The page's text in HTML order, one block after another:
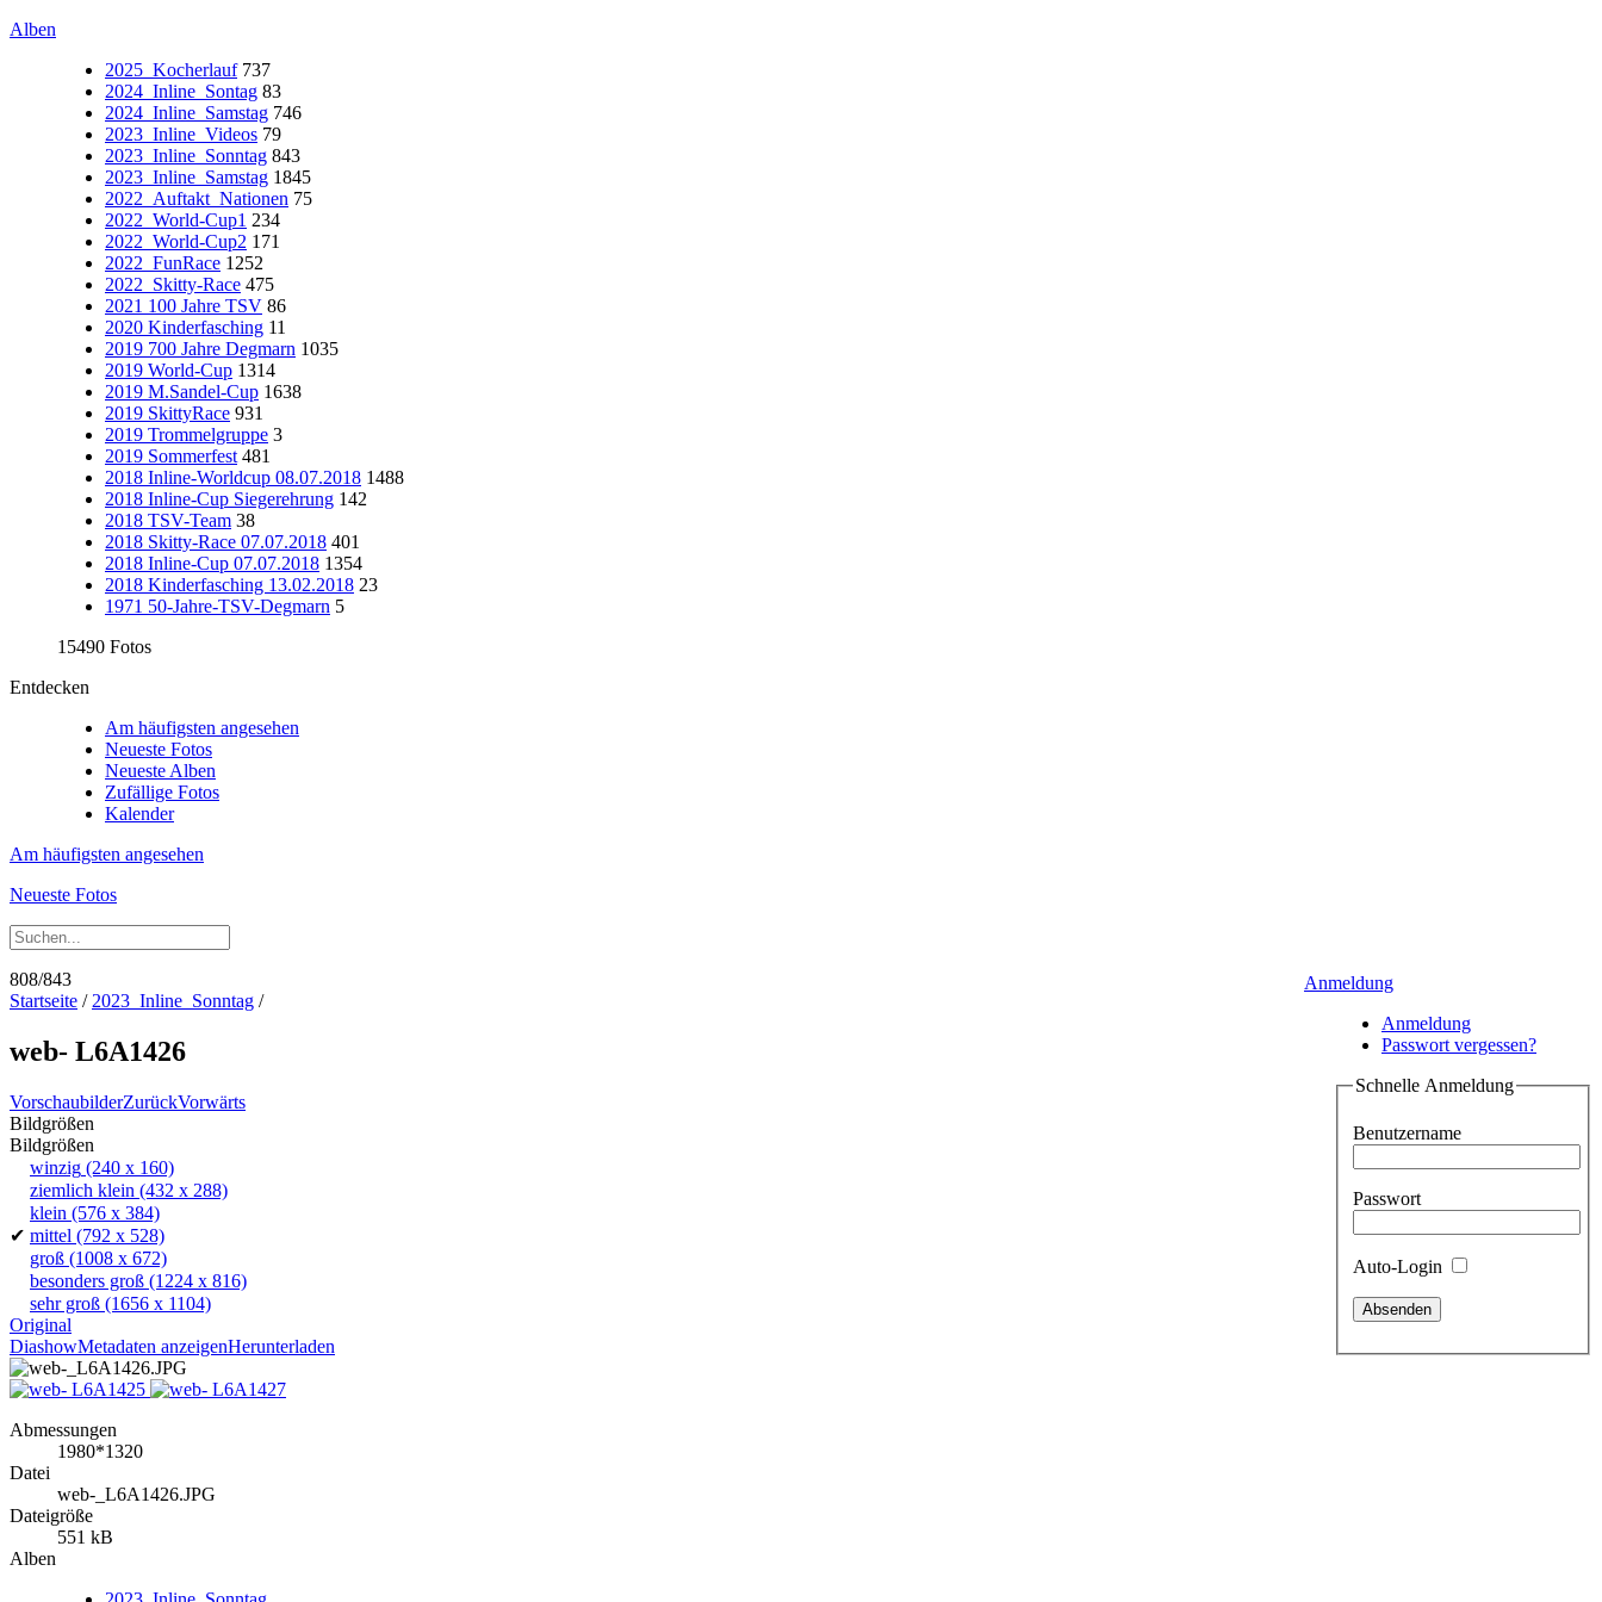
Alben
2025_Kocherlauf 737
2024_Inline_Sontag 83
2024_Inline_Samstag 746
2023_Inline_Videos 79
2023_Inline_Sonntag 843
2023_Inline_Samstag 1845
2022_Auftakt_Nationen 75
2022_World-Cup1 234
2022_World-Cup2 171
2022_FunRace 1252
2022_Skitty-Race 475
2021 100 Jahre TSV 86
2020 Kinderfasching 11
2019 700 Jahre Degmarn 1035
2019 World-Cup 1314
2019 M.Sandel-Cup 1638
2019 SkittyRace 931
2019 Trommelgruppe 3
2019 Sommerfest 481
2018 Inline-Worldcup 08.07.2018 1488
2018 Inline-Cup Siegerehrung 142
2018 TSV-Team 38
2018 Skitty-Race 07.07.2018 401
2018 Inline-Cup 07.07.2018 1354
2018 Kinderfasching 13.02.2018 23
1971 50-Jahre-TSV-Degmarn 5
15490 Fotos
Entdecken
Am häufigsten angesehen
Neueste Fotos
Neueste Alben
Zufällige Fotos
Kalender
Am häufigsten angesehen
Neueste Fotos
Anmeldung
Anmeldung
Passwort vergessen?
Schnelle Anmeldung
Benutzername
Passwort
Auto-Login
808/843
Startseite / 2023_Inline_Sonntag /
web- L6A1426
VorschaubilderZurückVorwärts
Bildgrößen
Bildgrößen
winzig (240 x 160)
ziemlich klein (432 x 288)
klein (576 x 384)
✔ mittel (792 x 528)
groß (1008 x 672)
besonders groß (1224 x 816)
sehr groß (1656 x 1104)
Original
DiashowMetadaten anzeigenHerunterladen
Abmessungen
1980*1320
Datei
web-_L6A1426.JPG
Dateigröße
551 kB
Alben